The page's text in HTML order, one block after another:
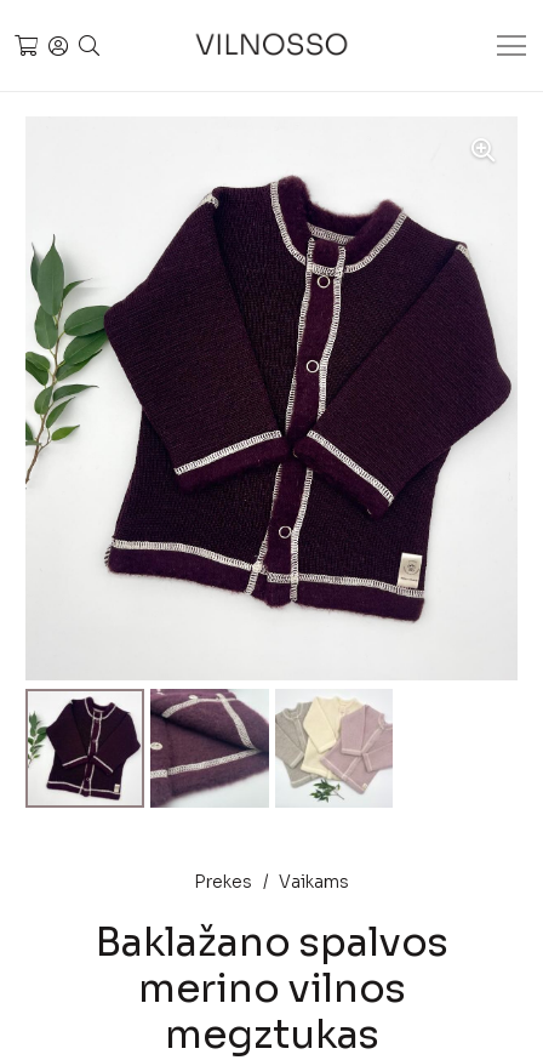
Prekes / Vaikams
Baklažano spalvos
merino vilnos
megztukas